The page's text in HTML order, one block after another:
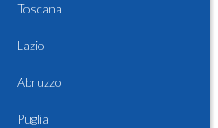
Toscana
Lazio
Abruzzo
Puglia